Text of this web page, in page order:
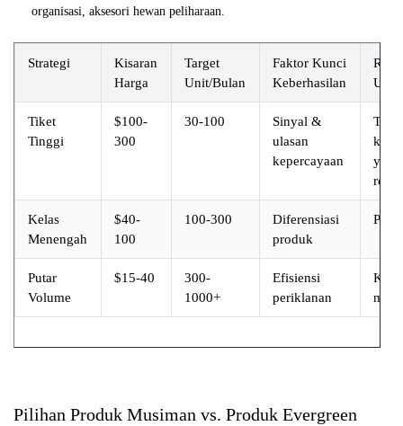
organisasi, aksesori hewan peliharaan.
Strategi
Kisaran
Harga
Target
Unit/Bulan
Faktor Kunci
Keberhasilan
Tiket
Tinggi
$100-
300
30-100
Sinyal &
ulasan
kepercayaan
yang
Kelas
Menengah
$40-
100
100-300
Diferensiasi
produk
Putar
Volume
$15-40
300-
1000+
Efisiensi
periklanan
Pilihan Produk Musiman vs. Produk Evergreen